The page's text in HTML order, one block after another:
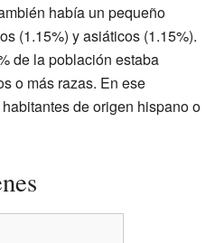
había un pequeño
(1.15%) y asiáticos (1.15%).
de la población estaba
o más razas. En ese
de origen hispano o